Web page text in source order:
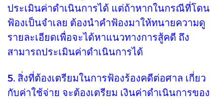
ประเมินค่าดำเนินการได้ แต่ถ้าหากในกรณีที่โดน
ฟ้องเป็นจำเลย ต้องนำคำฟ้องมาให้ทนายความดู
รายละเอียดเพื่อจะได้หาแนวทางการสู้คดี ถึง
สามารถประเมินค่าดำเนินการได้
5. สิ่งที่ต้องเตรียมในการฟ้องร้องคดีต่อศาล เกี่ยว
กับค่าใช้จ่าย จะต้องเตรียม เงินค่าดำเนินการของ